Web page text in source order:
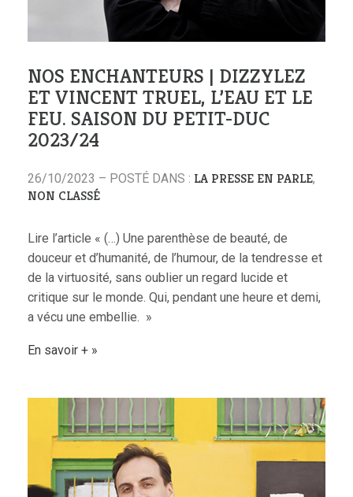
NOS ENCHANTEURS | DIZZYLEZ
ET VINCENT TRUEL, L’EAU ET LE
FEU. SAISON DU PETIT-DUC
2023/24
26/10/2023 – POSTÉ DANS : LA PRESSE EN PARLE,
NON CLASSÉ
Lire l’article « (…) Une parenthèse de beauté, de
douceur et d’humanité, de l’humour, de la tendresse et
de la virtuosité, sans oublier un regard lucide et
critique sur le monde. Qui, pendant une heure et demi,
a vécu une embellie. »
En savoir +